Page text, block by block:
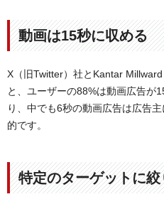
動画は15秒に収める
X（旧Twitter）社とKantar
と、ユーザーの88%は動画広告が
り、中でも6秒の動画広告は広告
的です。
特定のターゲットに絞